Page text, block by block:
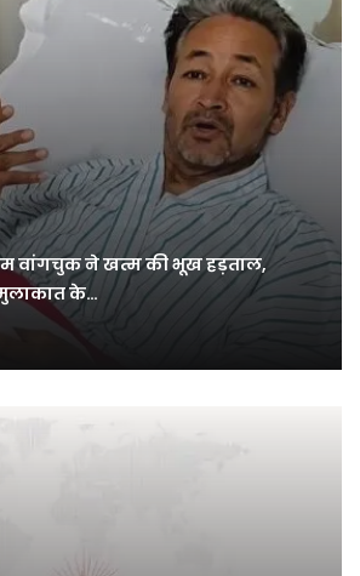
वांगचुक ने खत्म की भूख हड़ताल,
मुलाकात के…